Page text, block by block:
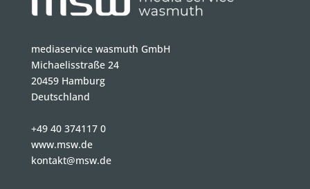
mediaservice wasmuth GmbH
Michaelisstraße 24
20459 Hamburg
Deutschland
+49 40 374117 0
www.msw.de
kontakt@msw.de